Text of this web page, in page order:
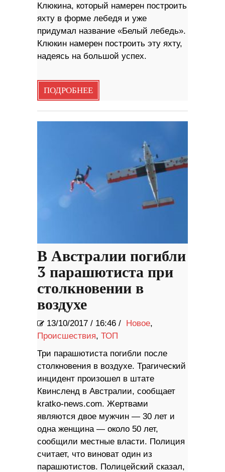
Клюкина, который намерен построить
яхту в форме лебедя и уже
придумал название «Белый лебедь».
Клюкин намерен построить эту яхту,
надеясь на большой успех.
ПОДРОБНЕЕ
В Австралии погибли
3 парашютиста при
столкновении в
воздухе
13/10/2017 / 16:46 / Новое,
Происшествия, ТОП
Три парашютиста погибли после
столкновения в воздухе. Трагический
инцидент произошел в штате
Квинсленд в Австралии, сообщает
kratko-news.com. Жертвами
являются двое мужчин — 30 лет и
одна женщина — около 50 лет,
сообщили местные власти. Полиция
считает, что виноват один из
парашютистов. Полицейский сказал,